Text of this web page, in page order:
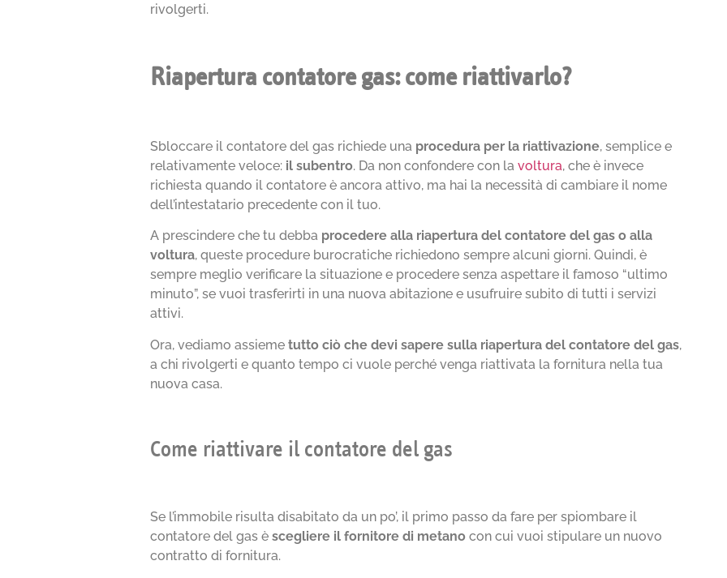
rivolgerti.
Riapertura contatore gas: come riattivarlo?
Sbloccare il contatore del gas richiede una procedura per la riattivazione, semplice e
relativamente veloce: il subentro. Da non confondere con lavoltura, che è invece
richiesta quando il contatore è ancora attivo, ma hai la necessità di cambiare il nome
dell’intestatario precedente con il tuo.
A prescindere che tu debba procedere alla riapertura del contatore del gas o alla
voltura, queste procedure burocratiche richiedono sempre alcuni giorni. Quindi, è
sempre meglio verificare la situazione e procedere senza aspettare il famoso “ultimo
minuto”, se vuoi trasferirti in una nuova abitazione e usufruire subito di tutti i servizi
attivi.
Ora, vediamo assiemetutto ciò che devi sapere sulla riapertura del contatore del gas,
a chi rivolgerti e quanto tempo ci vuole perché venga riattivata la fornitura nella tua
nuova casa.
Come riattivare il contatore del gas
Se l’immobile risulta disabitato da un po’, il primo passo da fare per spiombare il
contatore del gas èscegliere il fornitore di metano con cui vuoi stipulare un nuovo
contratto di fornitura.